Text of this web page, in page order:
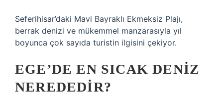
Seferihisar’daki Mavi Bayraklı Ekmeksiz Plajı,
berrak denizi ve mükemmel manzarasıyla yıl
boyunca çok sayıda turistin ilgisini çekiyor.
EGE’DE EN SICAK DENIZ
NEREDEDIR?